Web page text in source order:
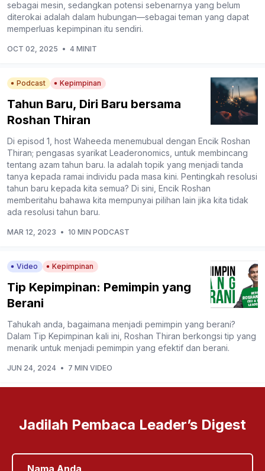
sebagai mesin, sedangkan potensi sebenarnya yang belum
diterokai adalah dalam hubungan—sebagai teman yang dapat
memperluas kepimpinan itu sendiri.
OCT 02, 2025 • 4 MINIT
Podcast Kepimpinan
Tahun Baru, Diri Baru bersama
Roshan Thiran
Di episod 1, host Waheeda menemubual dengan Encik Roshan
Thiran; pengasas syarikat Leaderonomics, untuk membincang
tentang azam tahun baru. Ia adalah topik yang menjadi tanda
tanya kepada ramai individu pada masa kini. Pentingkah resolusi
tahun baru kepada kita semua? Di sini, Encik Roshan
memberitahu bahawa kita mempunyai pilihan lain jika kita tidak
ada resolusi tahun baru.
MAR 12, 2023 • 10 MIN PODCAST
Video Kepimpinan
Tip Kepimpinan: Pemimpin yang
Berani
Tahukah anda, bagaimana menjadi pemimpin yang berani?
Dalam Tip Kepimpinan kali ini, Roshan Thiran berkongsi tip yang
menarik untuk menjadi pemimpin yang efektif dan berani.
JUN 24, 2024 • 7 MIN VIDEO
Jadilah Pembaca Leader’s Digest